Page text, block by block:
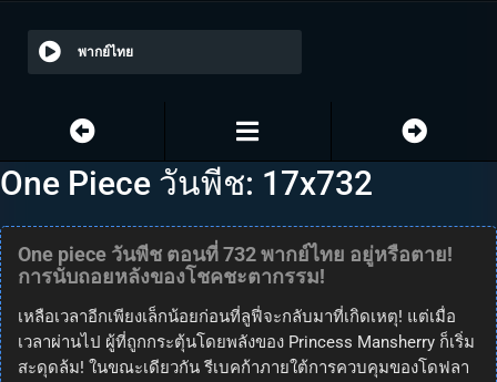
พากย์ไทย
One Piece วันพีช: 17x732
One piece วันพีช ตอนที่ 732 พากย์ไทย อยู่หรือตาย!
การนับถอยหลังของโชคชะตากรรม!
เหลือเวลาอีกเพียงเล็กน้อยก่อนที่ลูฟี่จะกลับมาที่เกิดเหตุ! แต่เมื่อ
เวลาผ่านไป ผู้ที่ถูกกระตุ้นโดยพลังของ Princess Mansherry ก็เริ่ม
สะดุดล้ม! ในขณะเดียวกัน รีเบคก้าภายใต้การควบคุมของโดฟลา